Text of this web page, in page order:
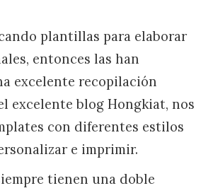
plantillas para elaborar
entonces las han
excelente recopilación
excelente blog Hongkiat, nos
con diferentes estilos
e imprimir.
tienen una doble